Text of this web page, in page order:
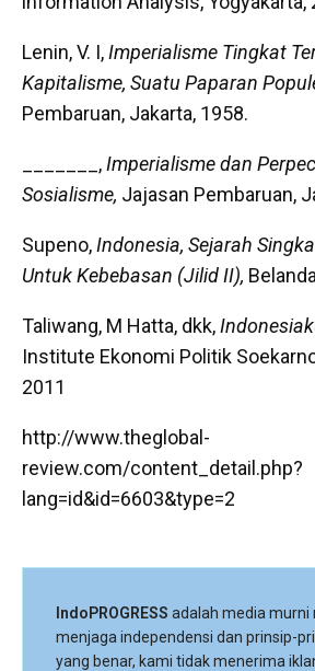
Lenin, V. I,Imperialisme Tingkat
Kapitalisme, Suatu Paparan
Pembaruan, Jakarta, 1958.
_______,Imperialisme dan
Sosialisme, Jajasan Pembaruan,
Supeno,Indonesia, Sejarah
Untuk Kebebasan (Jilid II),
Taliwang, M Hatta, dkk,
Institute Ekonomi Politik
2011
http://www.theglobal-
review.com/content_detail.php?
lang=id&id=6603&type=2
IndoPROGRESS adalah media murni
menjaga independensi dan prinsip-
yang benar, kami tidak menerima